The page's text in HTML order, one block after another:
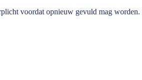
voordat opnieuw gevuld mag